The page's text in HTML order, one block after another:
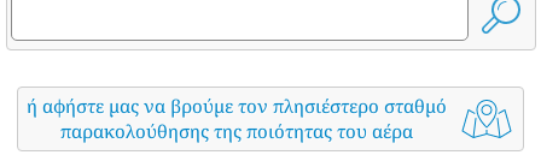
ή αφήστε μας να βρούμε τον πλησιέστερο σταθμό
παρακολούθησης της ποιότητας του αέρα